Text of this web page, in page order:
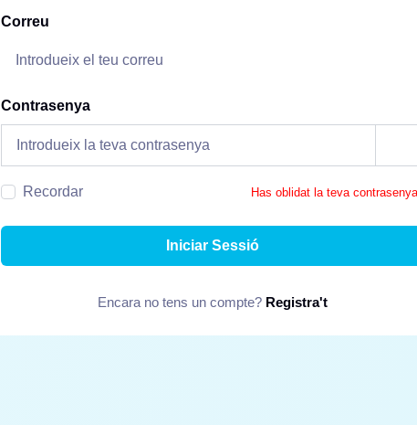
Correu
Contrasenya
Recordar Has oblidat la teva
Iniciar Sessió
Encara no tens un compte? Registra't